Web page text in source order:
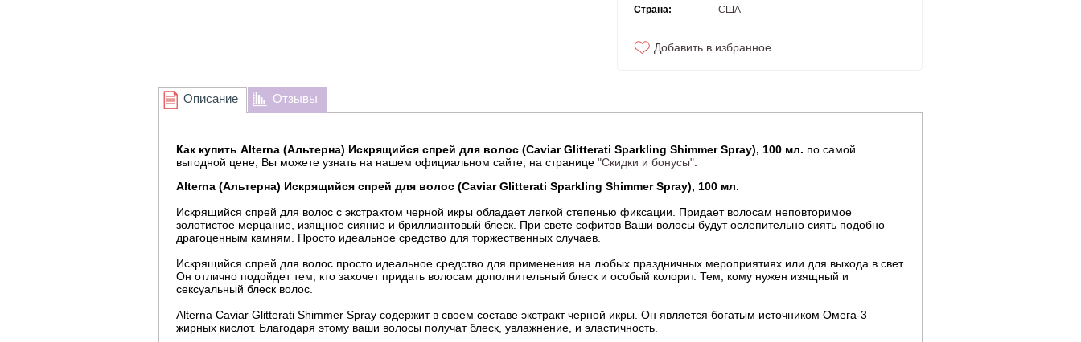
Страна:
США
Добавить в избранное
Описание Отзывы
Как купить Alterna (Альтерна) Искрящийся спрей для волос (Caviar Glitterati Sparkling Shimmer Spray), 100 мл. по самой
выгодной цене, Вы можете узнать на нашем официальном сайте, на странице "Скидки и бонусы"
Alterna (Альтерна) Искрящийся спрей для волос (Caviar Glitterati Sparkling Shimmer Spray), 100 мл.
Искрящийся спрей для волос с экстрактом черной икры обладает легкой степенью фиксации. Придает волосам неповторимое
золотистое мерцание, изящное сияние и бриллиантовый блеск. При свете софитов Ваши волосы будут ослепительно сиять подобно
драгоценным камням. Просто идеальное средство для торжественных случаев.
Искрящийся спрей для волос просто идеальное средство для применения на любых праздничных мероприятиях или для выхода в свет.
Он отлично подойдет тем, кто захочет придать волосам дополнительный блеск и особый колорит. Тем, кому нужен изящный и
сексуальный блеск волос.
Alterna Caviar Glitterati Shimmer Spray содержит в своем составе экстракт черной икры. Он является богатым источником Омега-3
жирных кислот. Благодаря этому ваши волосы получат блеск, увлажнение, и эластичность.